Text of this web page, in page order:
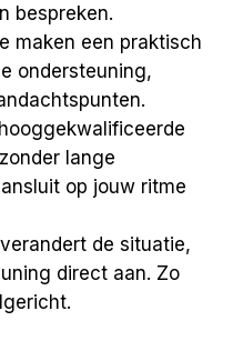
bespreken.
maken een praktisch
ondersteuning,
lange
op jouw ritme
verandert de situatie,
direct aan. Zo